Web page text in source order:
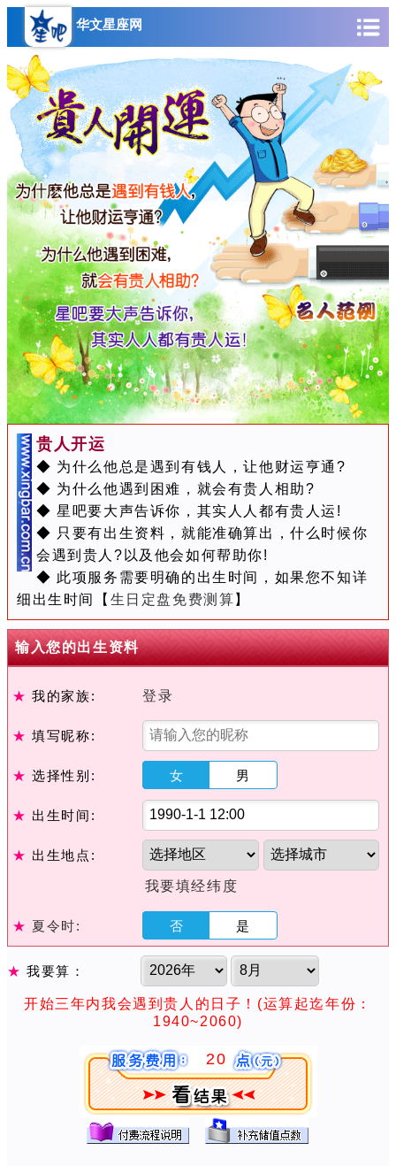
华文星座网
贵人开运
◆ 为什么他总是遇到有钱人，让他财运亨通?
◆ 为什么他遇到困难，就会有贵人相助?
◆ 星吧要大声告诉你，其实人人都有贵人运!
◆ 只要有出生资料，就能准确算出，什么时候你
会遇到贵人?以及他会如何帮助你!
◆ 此项服务需要明确的出生时间，如果您不知详
细出生时间【 生日定盘免费测算 】
输入您的出生资料
★我的家族: 登录
★填写昵称:
★选择性别: 女 男
★ 出生时间:
★ 出生地点:
我要填经纬度
★ 夏令时: 否 是
★我要算：
开始三年内我会遇到贵人的日子！(运算起迄年份：
1940~2060)
20